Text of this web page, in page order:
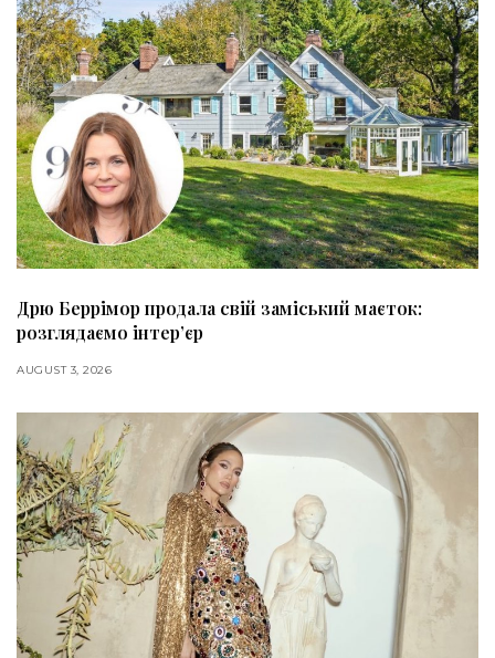
Дрю Беррімор продала свій заміський маєток:
розглядаємо інтер’єр
AUGUST 3, 2026